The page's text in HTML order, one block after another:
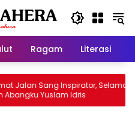
Ragam Literasi
Sang Inspirator, Selamat
Yuslam Idris